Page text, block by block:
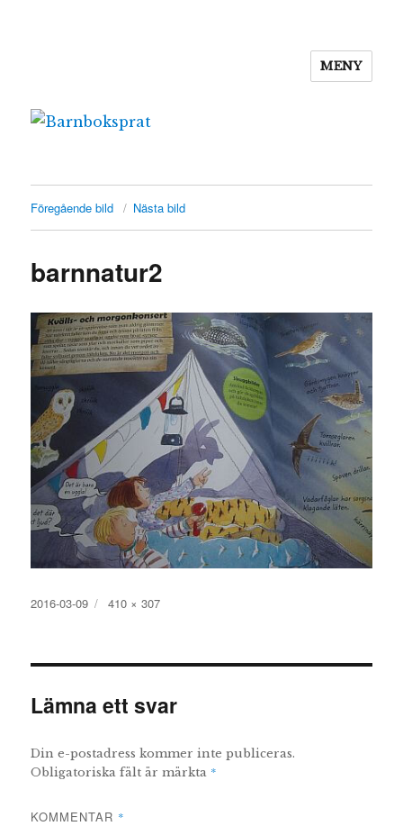
MENY
Föregående bild Nästa bild
barnnatur2
Publicerat
2016-03-09
Full
410 × 307
Lämna ett svar
Din e-postadress kommer inte publiceras.
Obligatoriska fält är märkta *
KOMMENTAR *